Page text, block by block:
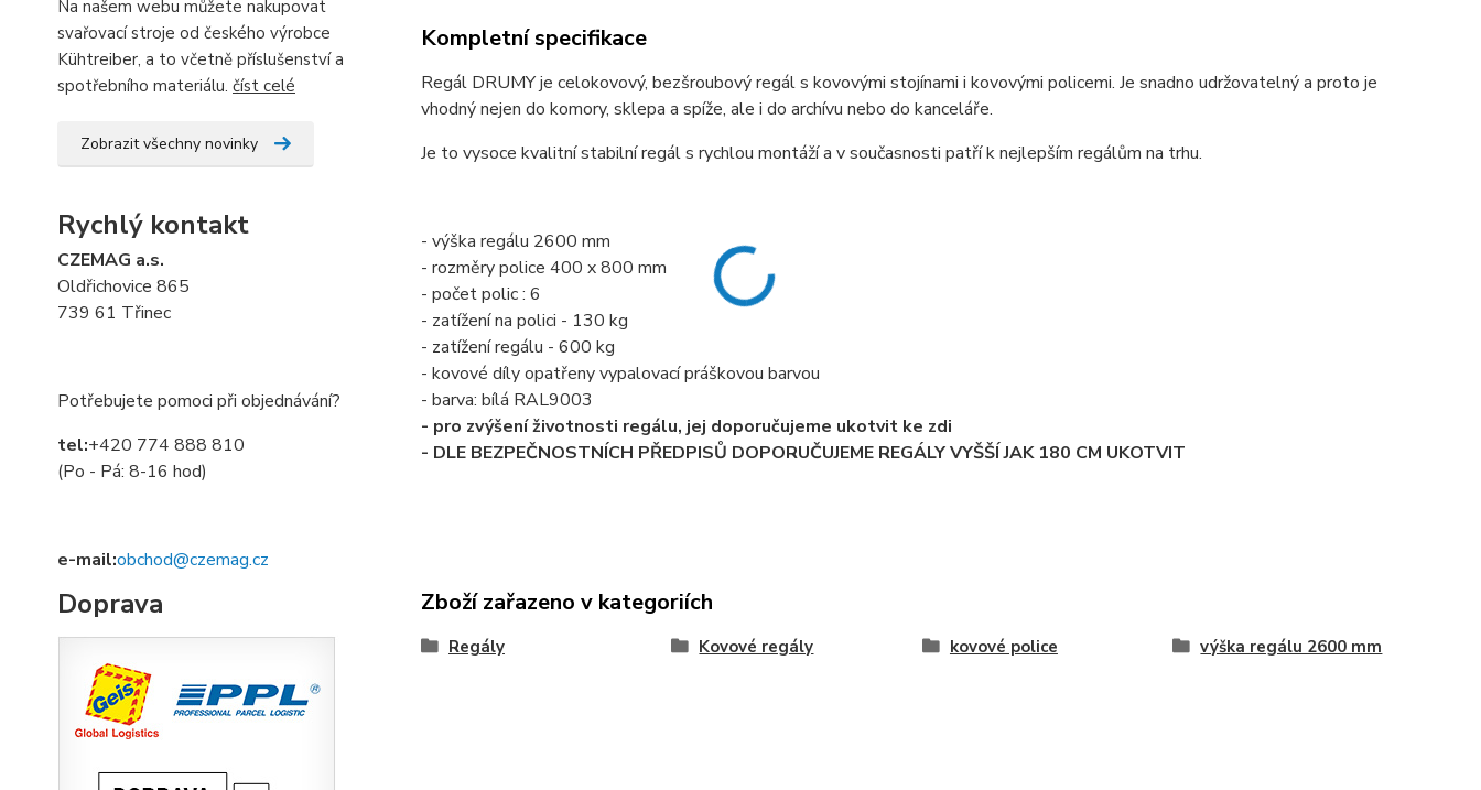
Na našem webu můžete nakupovat
svařovací stroje od českého výrobce
Kühtreiber, a to včetně příslušenství a
spotřebního materiálu. číst celé
Zobrazit všechny novinky
Rychlý kontakt
CZEMAG a.s.
Oldřichovice 865
739 61 Třinec
Potřebujete pomoci při objednávání?
tel:+420 774 888 810
(Po - Pá: 8-16 hod)
e-mail:obchod@czemag.cz
Doprava
Kompletní specifikace
Regál DRUMY je celokovový, bezšroubový regál s kovovými stojínami i kovovými policemi. Je snadno udržovatelný a proto je
vhodný nejen do komory, sklepa a spíže, ale i do archívu nebo do kanceláře.
Je to vysoce kvalitní stabilní regál s rychlou montáží a v současnosti patří k nejlepším regálům na trhu.
- výška regálu 2600 mm
- rozměry police 400 x 800 mm
- počet polic : 6
- zatížení na polici - 130 kg
- zatížení regálu - 600 kg
- kovové díly opatřeny vypalovací práškovou barvou
- barva: bílá RAL9003
- pro zvýšení životnosti regálu, jej doporučujeme ukotvit ke zdi
- DLE BEZPEČNOSTNÍCH PŘEDPISŮ DOPORUČUJEME REGÁLY VYŠŠÍ JAK 180 CM UKOTVIT
Zboží zařazeno v kategoriích
Regály Kovové regály kovové police výška regálu 2600 mm